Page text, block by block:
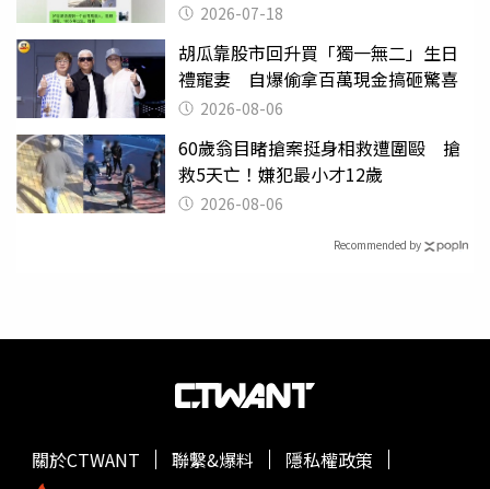
2026-07-18
胡瓜靠股市回升買「獨一無二」生日
禮寵妻 自爆偷拿百萬現金搞砸驚喜
2026-08-06
60歲翁目睹搶案挺身相救遭圍毆 搶
救5天亡！嫌犯最小才12歲
2026-08-06
Recommended by
關於CTWANT 聯繫&爆料
隱私權政策